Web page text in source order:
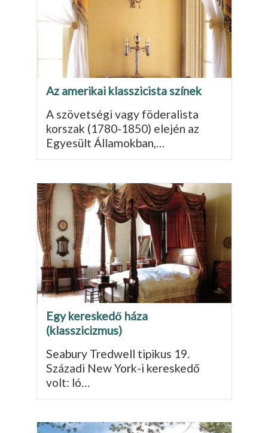
Az amerikai klasszicista színek
A szövetségi vagy föderalista
korszak (1780-1850) elején az
Egyesült Államokban,…
Egy kereskedő háza
(klasszicizmus)
Seabury Tredwell tipikus 19.
Századi New York-i kereskedő
volt: ló…